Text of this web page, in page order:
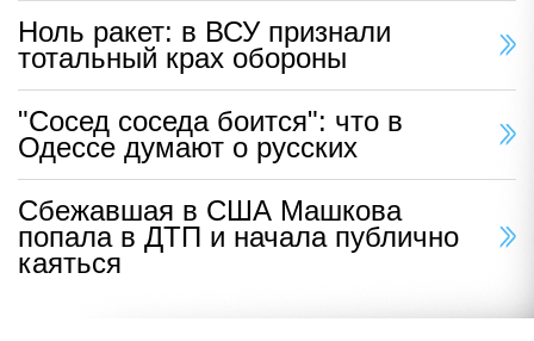
Ноль ракет: в ВСУ признали
тотальный крах обороны
"Сосед соседа боится": что в
Одессе думают о русских
Сбежавшая в США Машкова
попала в ДТП и начала публично
каяться